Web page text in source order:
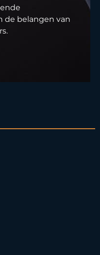
de belangen van